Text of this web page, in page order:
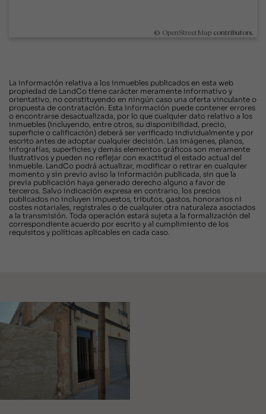
© OpenStreetMap contributors.
La información relativa a los inmuebles publicados en esta web
propiedad de LandCo tiene carácter meramente informativo y
orientativo, no constituyendo en ningún caso una oferta vinculante o
propuesta de contratación. Esta información puede contener errores
o encontrarse desactualizada, por lo que cualquier dato relativo a los
inmuebles (incluyendo, entre otros, su disponibilidad, precio,
superficie o calificación) deberá ser verificado individualmente y por
escrito antes de adoptar cualquier decisión. Las imágenes, planos,
infografías, superficies y demás elementos gráficos son meramente
ilustrativos y pueden no reflejar con exactitud el estado actual del
inmueble. LandCo podrá actualizar, modificar o retirar en cualquier
momento y sin previo aviso la información publicada, sin que la
previa publicación haya generado derecho alguno a favor de
terceros. Salvo indicación expresa en contrario, los precios
publicados no incluyen impuestos, tributos, gastos, honorarios ni
costes notariales, registrales o de cualquier otra naturaleza asociados
a la transmisión. Toda operación estará sujeta a la formalización del
correspondiente acuerdo por escrito y al cumplimiento de los
requisitos y políticas aplicables en cada caso.